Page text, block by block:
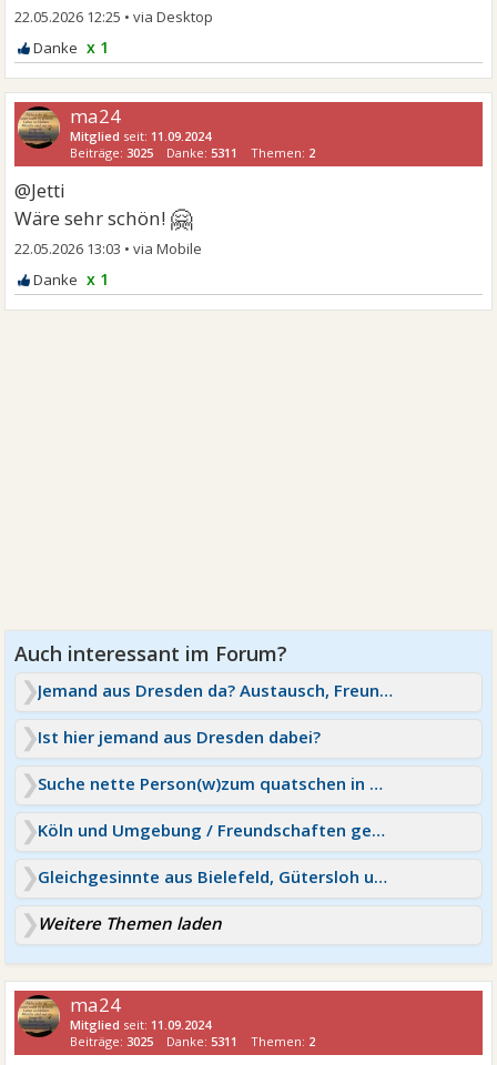
22.05.2026 12:25 •
x 1
ma24
Mitglied seit: 11.09.2024
Beiträge: 3025 Danke: 5311 Themen: 2
@Jetti
Wäre sehr schön! 🤗
22.05.2026 13:03 •
x 1
Jemand aus Dresden da? Austausch, Freundschaft
Ist hier jemand aus Dresden dabei?
Suche nette Person(w)zum quatschen in Dresden,bin 27(m)
Köln und Umgebung / Freundschaften gesucht
Gleichgesinnte aus Bielefeld, Gütersloh und Umgebung:)?
Weitere Themen laden
ma24
Mitglied seit: 11.09.2024
Beiträge:3025 Danke:5311 Themen: 2